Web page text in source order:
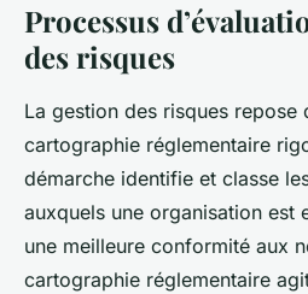
Processus
des risques
La gestion des risques repose
cartographie réglementaire
démarche identifie et classe
auxquels une organisation est
une meilleure conformité aux
cartographie réglementaire